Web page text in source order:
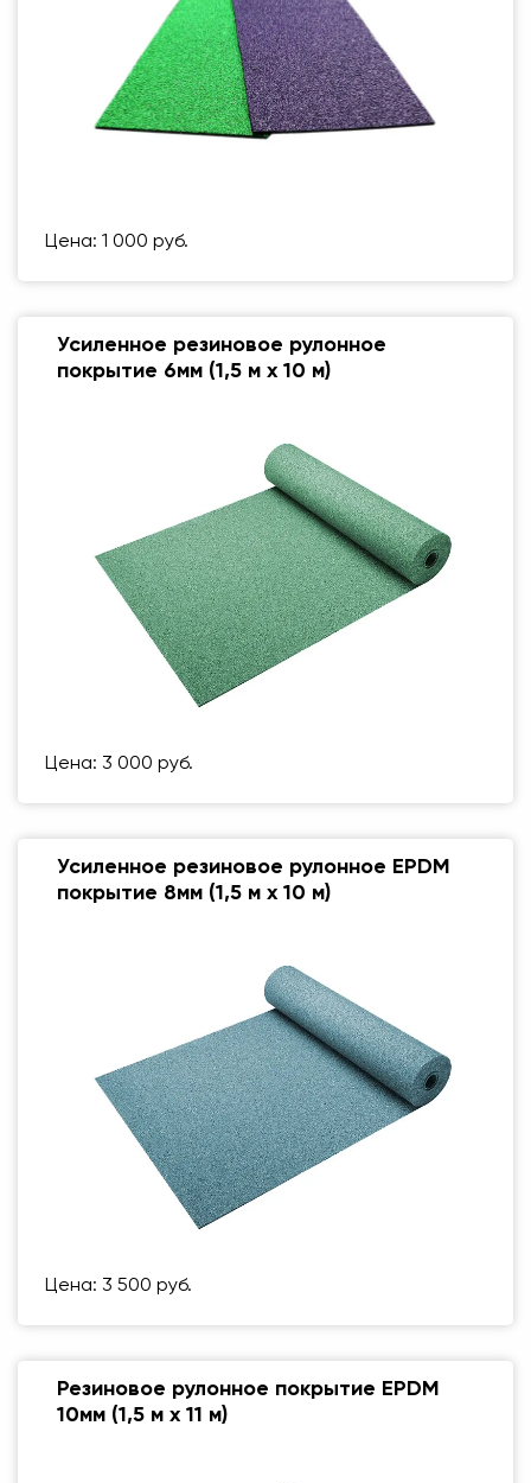
Цена: 1 000 руб.
Усиленное резиновое рулонное
покрытие 6мм (1,5 м х 10 м)
Цена: 3 000 руб.
Усиленное резиновое рулонное EPDM
покрытие 8мм (1,5 м х 10 м)
Цена: 3 500 руб.
Резиновое рулонное покрытие EPDM
10мм (1,5 м х 11 м)